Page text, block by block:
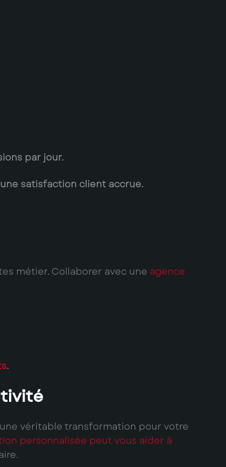
par jour.
satisfaction client accrue.
métier. Collaborer avec une agence
.
véritable transformation pour votre
personnalisée peut vous aider à